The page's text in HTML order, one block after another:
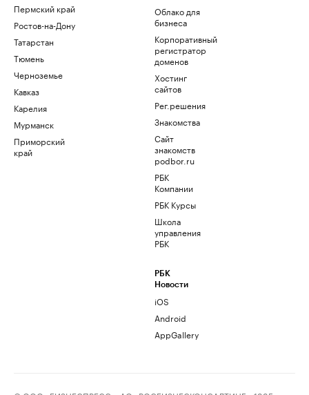
Пермский край
Ростов-на-Дону
Татарстан
Тюмень
Черноземье
Кавказ
Карелия
Мурманск
Приморский
край
Облако для
бизнеса
Корпоративный
регистратор
доменов
Хостинг
сайтов
Рег.решения
Знакомства
Сайт
знакомств
podbor.ru
РБК
Компании
РБК Курсы
Школа
управления
РБК
РБК
Новости
iOS
Android
AppGallery